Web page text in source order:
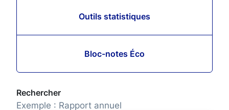
Outils statistiques
Bloc-notes Éco
Rechercher
Exemple : Rapport annuel